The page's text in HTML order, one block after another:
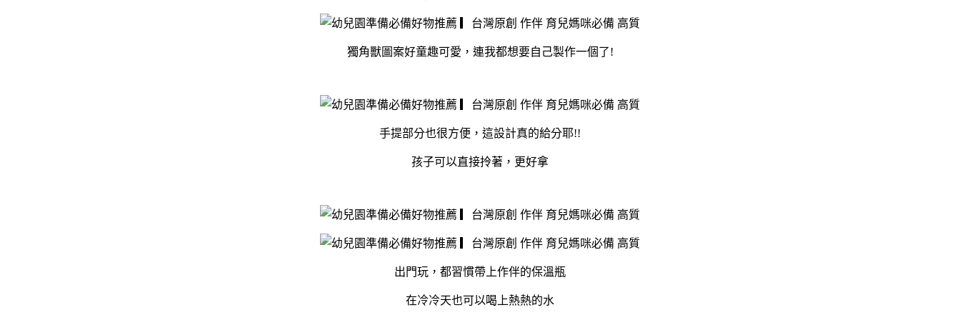
獨角獸圖案好童趣可愛，連我都想要自己製作一個了!
手提部分也很方便，這設計真的給分耶!!
孩子可以直接拎著，更好拿
出門玩，都習慣帶上作伴的保溫瓶
在冷冷天也可以喝上熱熱的水